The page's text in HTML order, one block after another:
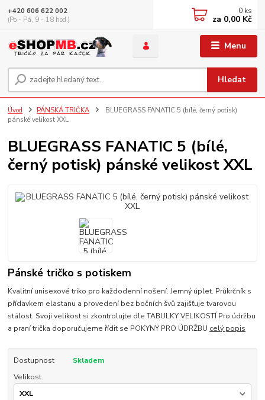
Menu
Hledat
+420 606 622 002
(Po - Pá, 9 - 18 hod.)
0 ks
za 0,00 Kč
Úvod PÁNSKÁ TRIČKA
BLUEGRASS FANATIC 5 (bílé, černý potisk)
pánské velikost XXL
BLUEGRASS FANATIC 5 (bílé,
černý potisk) pánské velikost XXL
Pánské tričko s potiskem
Kvalitní unisexové triko pro každodenní nošení. Jemný úplet. Průkrčník s
přídavkem elastanu a provedení bez bočních švů zajišťuje tvarovou
stálost. Svoji velikost si zkontrolujte dle TABULKY VELIKOSTÍ Pro údržbu
a praní trička doporučujeme řídit se POKYNY PRO ÚDRŽBU celý popis
Dostupnost
Skladem
Velikost